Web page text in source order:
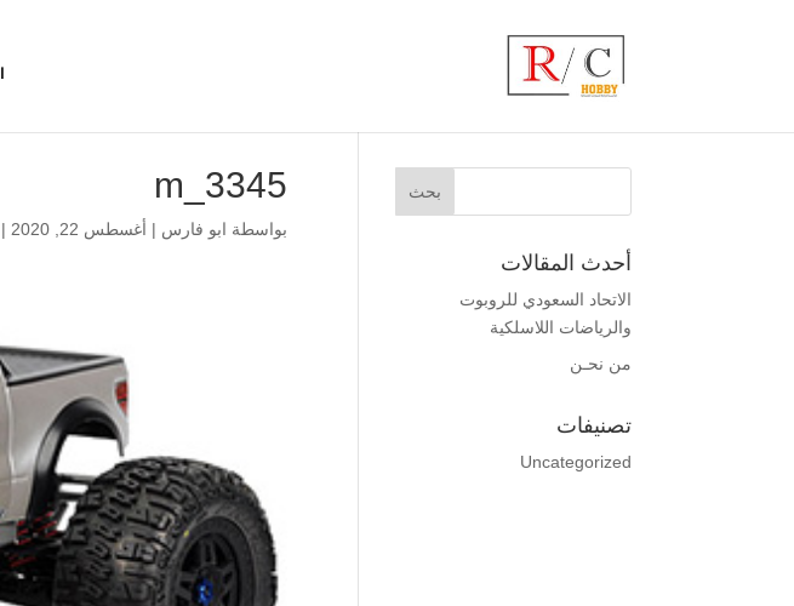
3345_m
بواسطة ابو فارس | أغسطس 22, 2020 |
أحدث المقالات
الاتحاد السعودي للروبوت
والرياضات اللاسلكية
من نحـن
تصنيفات
Uncategorized